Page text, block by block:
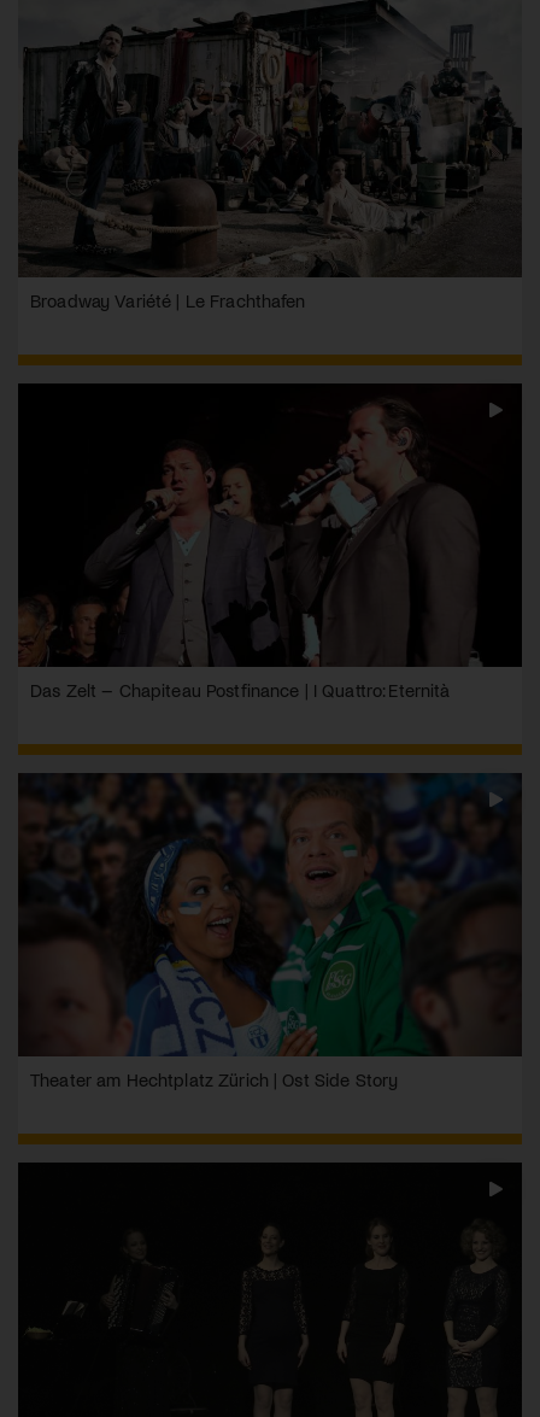
Broadway Variété | Le Frachthafen
Das Zelt – Chapiteau Postfinance | I Quattro: Eternità
Theater am Hechtplatz Zürich | Ost Side Story